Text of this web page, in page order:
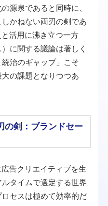
源泉であると同時に、
かねない両刃の剣であ
活用に沸き立つ一方
に関する議論は著しく
治のギャップ」こそ
の課題となりつつあ
の剣：ブランドセー
告クリエイティブを生
タイムで選定する世界
セスは極めて効率的だ